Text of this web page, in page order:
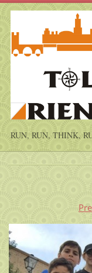
RUN, RUN, THINK,